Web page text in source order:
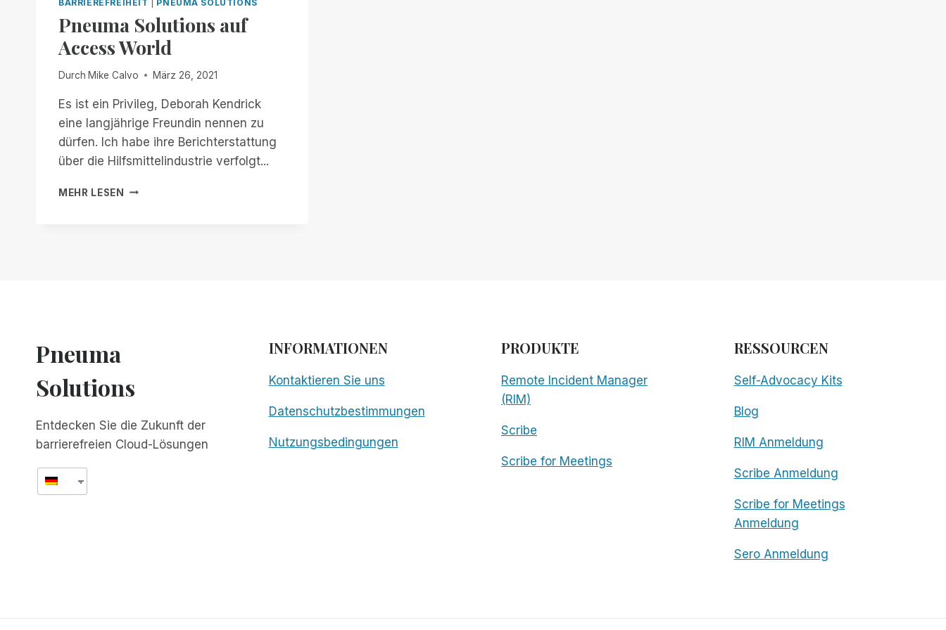
BARRIEREFREIHEIT PNEUMA SOLUTIONS
Pneuma Solutions auf
Access World
Durch Mike Calvo März 26, 2021
Es ist ein Privileg, Deborah Kendrick
eine langjährige Freundin nennen zu
dürfen. Ich habe ihre Berichterstattung
über die Hilfsmittelindustrie verfolgt...
MEHR LESEN PNEUMA
Pneuma
Solutions
Entdecken Sie die Zukunft der
barrierefreien Cloud-Lösungen
INFORMATIONEN
Kontaktieren Sie uns
Datenschutzbestimmungen
Nutzungsbedingungen
PRODUKTE
Remote Incident Manager
(RIM)
Scribe
Scribe for Meetings
RESSOURCEN
Self-Advocacy Kits
Blog
RIM Anmeldung
Scribe Anmeldung
Scribe for Meetings
Anmeldung
Sero Anmeldung